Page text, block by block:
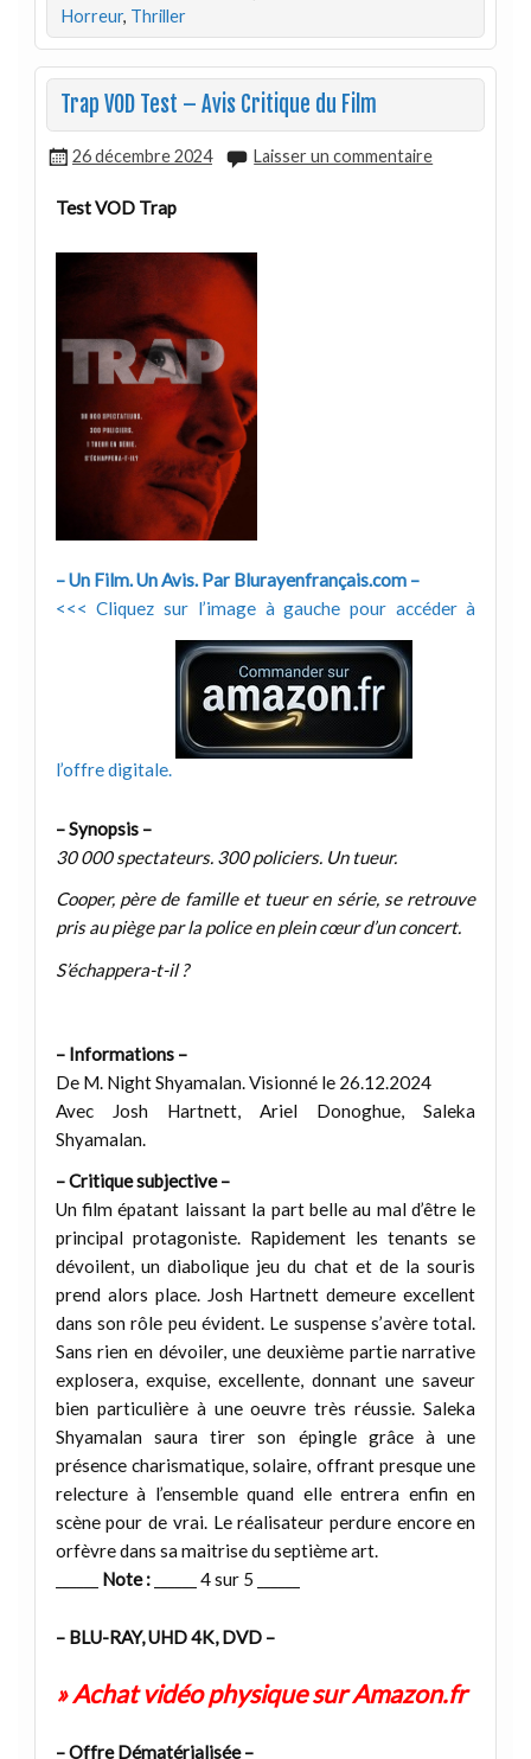
Horreur, Thriller
Trap VOD Test – Avis Critique du Film
26 décembre 2024 Laisser un commentaire
Test VOD Trap
– Un Film. Un Avis. Par Blurayenfrançais.com –
<<< Cliquez sur l’image à gauche pour accéder à
l’offre digitale.
– Synopsis –
30 000 spectateurs. 300 policiers. Un tueur.
Cooper, père de famille et tueur en série, se retrouve
pris au piège par la police en plein cœur d’un concert.
S’échappera-t-il ?
– Informations –
De M. Night Shyamalan. Visionné le 26.12.2024
Avec Josh Hartnett, Ariel Donoghue, Saleka
Shyamalan.
– Critique subjective –
Un film épatant laissant la part belle au mal d’être le
principal protagoniste. Rapidement les tenants se
dévoilent, un diabolique jeu du chat et de la souris
prend alors place. Josh Hartnett demeure excellent
dans son rôle peu évident. Le suspense s’avère total.
Sans rien en dévoiler, une deuxième partie narrative
explosera, exquise, excellente, donnant une saveur
bien particulière à une oeuvre très réussie. Saleka
Shyamalan saura tirer son épingle grâce à une
présence charismatique, solaire, offrant presque une
relecture à l’ensemble quand elle entrera enfin en
scène pour de vrai. Le réalisateur perdure encore en
orfèvre dans sa maitrise du septième art.
Note :______ 4 sur 5 ______
– BLU-RAY, UHD 4K, DVD –
» Achat vidéo physique sur Amazon.fr
– Offre Dématérialisée –